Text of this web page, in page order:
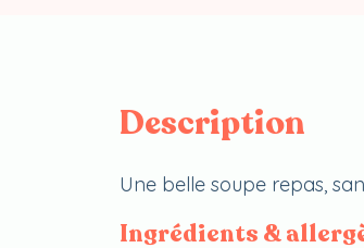
Description
Une belle soupe repas,
Ingrédients &